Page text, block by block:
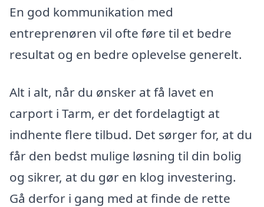
En god kommunikation med
entreprenøren vil ofte føre til et bedre
resultat og en bedre oplevelse generelt.
Alt i alt, når du ønsker at få lavet en
carport i Tarm, er det fordelagtigt at
indhente flere tilbud. Det sørger for, at du
får den bedst mulige løsning til din bolig
og sikrer, at du gør en klog investering.
Gå derfor i gang med at finde de rette